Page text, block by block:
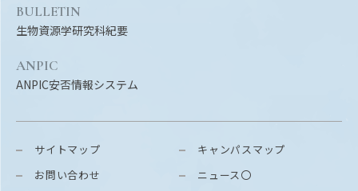
サイトマップ
お問い合わせ
キャンパスマップ
ニュース〇
BULLETIN
生物資源学研究科紀要
ANPIC
ANPIC安否情報システム